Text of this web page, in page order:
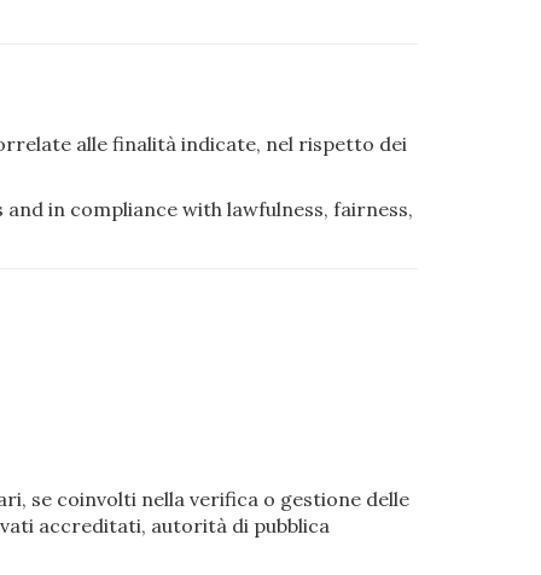
alle finalità indicate, nel rispetto dei
in compliance with lawfulness, fairness,
se coinvolti nella verifica o gestione delle
accreditati, autorità di pubblica